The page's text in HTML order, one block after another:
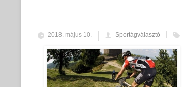
2018. május 10. Sportágválasztó